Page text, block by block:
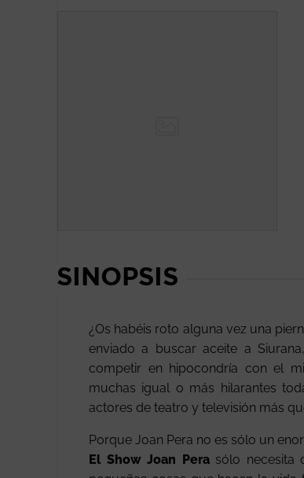
SINOPSIS
¿Os habéis roto alguna vez una
enviado a buscar aceite a
competir en hipocondría con el
muchas igual o más hilarantes
actores de teatro y televisión más
Porque Joan Pera no es sólo un
El Show Joan Perasólo necesita